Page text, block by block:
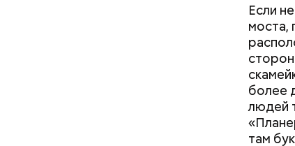
Если
моста,
более
людей
там